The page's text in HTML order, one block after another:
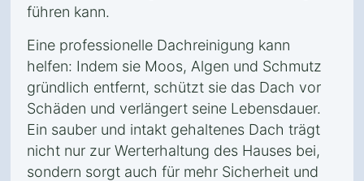
führen kann.
Eine professionelle Dachreinigung kann
helfen: Indem sie Moos, Algen und Schmutz
gründlich entfernt, schützt sie das Dach vor
Schäden und verlängert seine Lebensdauer.
Ein sauber und intakt gehaltenes Dach trägt
nicht nur zur Werterhaltung des Hauses bei,
sondern sorgt auch für mehr Sicherheit und